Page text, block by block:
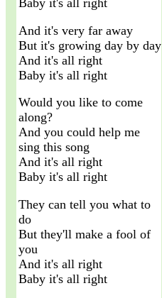
Baby it's all right
And it's very far away
But it's growing day by day
And it's all right
Baby it's all right
Would you like to come
along?
And you could help me
sing this song
And it's all right
Baby it's all right
They can tell you what to
do
But they'll make a fool of
you
And it's all right
Baby it's all right